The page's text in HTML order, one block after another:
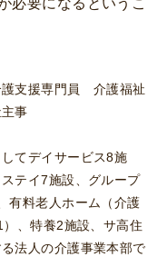
必要になるというこ
護支援専門員 介護福祉
事
てデイサービス8施
テイ7施設、グループ
有料老人ホーム（介護
、特養2施設、サ高住
法人の介護事業本部で